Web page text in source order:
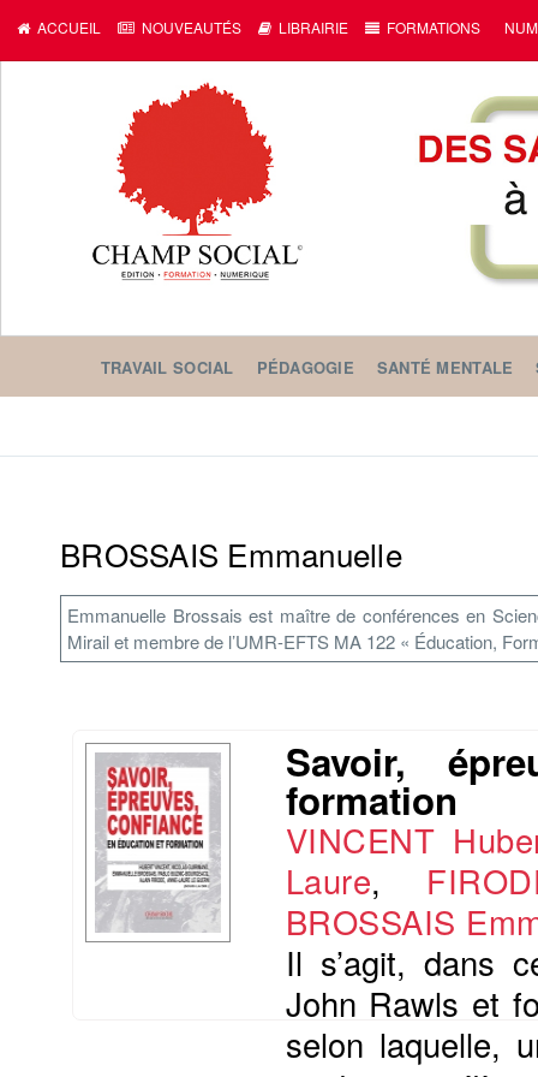
ACCUEIL NOUVEAUTÉS LIBRAIRIE FORMATIONS
TRAVAIL SOCIAL PÉDAGOGIE SANTÉ MENTALE
BROSSAIS Emmanuelle
Emmanuelle Brossais est maître de conférences en
Mirail et membre de l’UMR-EFTS MA 122 « Éducation,
Savoir,
formation
VINCENT
Laure,
BROSSAIS
Il s’agit, dans
John Rawls et
selon laquelle,